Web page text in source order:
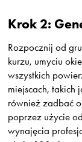
Krok 2:
Rozpocznij od
kurzu, umyciu
wszystkich
miejscach, takich
również zadbać
poprzez użycie
wynajęcia